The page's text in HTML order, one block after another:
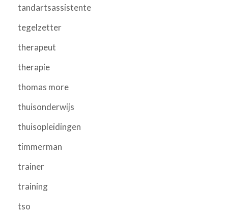
tandartsassistente
tegelzetter
therapeut
therapie
thomas more
thuisonderwijs
thuisopleidingen
timmerman
trainer
training
tso